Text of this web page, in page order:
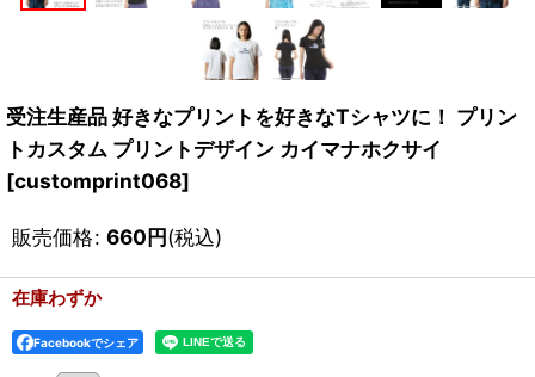
受注生産品 好きなプリントを好きなTシャツに！ プリン
トカスタム プリントデザイン カイマナホクサイ
[customprint068]
販売価格: 660円(税込)
在庫わずか
Facebookでシェア